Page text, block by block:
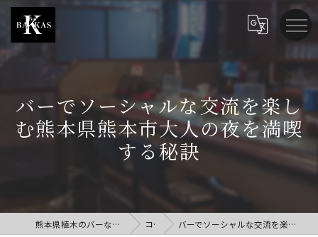
バーでソーシャルな交流を楽し
む熊本県熊本市大人の夜を満喫
する秘訣
熊本県植木のバーならBar BAKKAS (バー バッカス) コラム バーでソーシャルな交流を楽しむ熊本県熊本市大人の夜を満喫する秘訣